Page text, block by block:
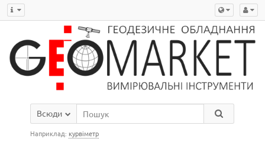
Всюди
Наприклад: курвіметр